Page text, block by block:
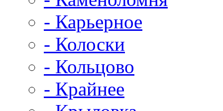
- Карьерное
- Колоски
- Кольцово
- Крайнее